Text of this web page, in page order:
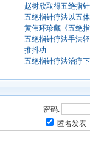
赵树欣取得五绝指
五绝指针疗法以五
黄伟环珍藏《五绝
五绝指针疗法手法
推抖功
五绝指针疗法治疗
密码:
匿名发表